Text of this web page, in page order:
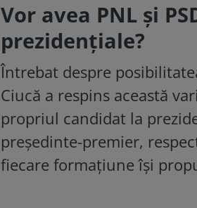
Vor avea PNL și
prezidențiale?
Întrebat despre
Ciucă a respins această
propriul candidat la
președinte-premier,
fiecare formațiune își